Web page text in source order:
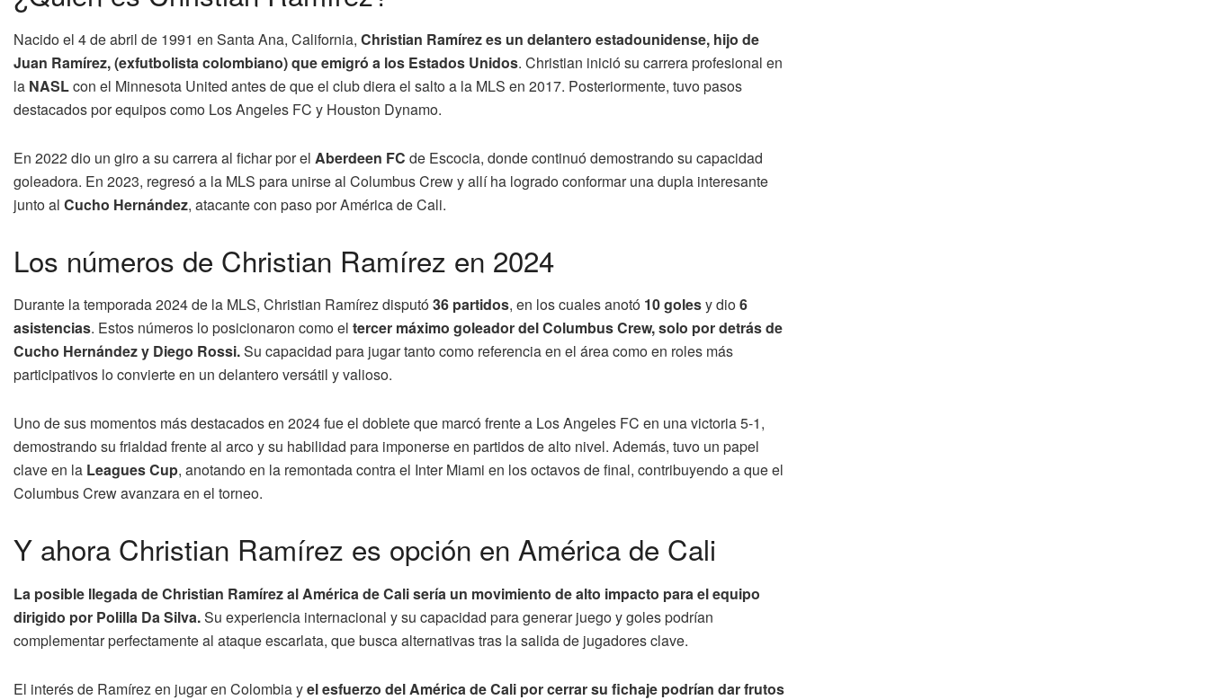
Nacido el 4 de abril de 1991 en Santa Ana, California, Christian Ramírez es un delantero estadounidense, hijo de
Juan Ramírez, (exfutbolista colombiano) que emigró a los Estados Unidos. Christian inició su carrera profesional en
la NASLcon el Minnesota United antes de que el club diera el salto a la MLS en 2017. Posteriormente, tuvo pasos
destacados por equipos como Los Angeles FC y Houston Dynamo.
En 2022 dio un giro a su carrera al fichar por el Aberdeen FC de Escocia, donde continuó demostrando su capacidad
goleadora. En 2023, regresó a la MLS para unirse al Columbus Crew y allí ha logrado conformar una dupla interesante
junto al Cucho Hernández, atacante con paso por América de Cali.
Los números de Christian Ramírez en 2024
Durante la temporada 2024 de la MLS, Christian Ramírez disputó36 partidos, en los cuales anotó 10 golesy dio6
asistencias. Estos números lo posicionaron como el tercer máximo goleador del Columbus Crew, solo por detrás de
Cucho Hernández y Diego Rossi.Su capacidad para jugar tanto como referencia en el área como en roles más
participativos lo convierte en un delantero versátil y valioso.
Uno de sus momentos más destacados en 2024 fue el doblete que marcó frente a Los Angeles FC en una victoria 5-1,
demostrando su frialdad frente al arco y su habilidad para imponerse en partidos de alto nivel. Además, tuvo un papel
clave en la Leagues Cup, anotando en la remontada contra el Inter Miami en los octavos de final, contribuyendo a que el
Columbus Crew avanzara en el torneo.
Y ahora Christian Ramírez es opción en América de Cali
La posible llegada de Christian Ramírez al América de Cali sería un movimiento de alto impacto para el equipo
dirigido por Polilla Da Silva.Su experiencia internacional y su capacidad para generar juego y goles podrían
complementar perfectamente al ataque escarlata, que busca alternativas tras la salida de jugadores clave.
El interés de Ramírez en jugar en Colombia yel esfuerzo del América de Cali por cerrar su fichaje podrían dar frutos